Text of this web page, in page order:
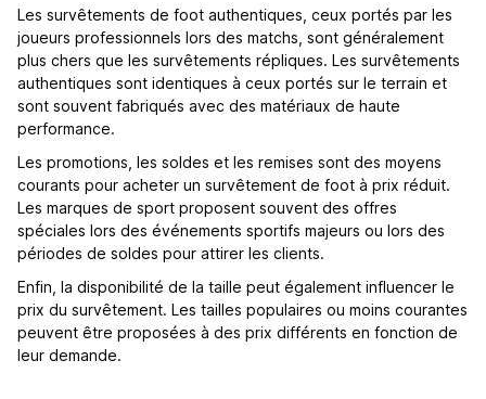
Les survêtements de foot authentiques, ceux portés par les
joueurs professionnels lors des matchs, sont généralement
plus chers que les survêtements répliques. Les survêtements
authentiques sont identiques à ceux portés sur le terrain et
sont souvent fabriqués avec des matériaux de haute
performance.
Les promotions, les soldes et les remises sont des moyens
courants pour acheter un survêtement de foot à prix réduit.
Les marques de sport proposent souvent des offres
spéciales lors des événements sportifs majeurs ou lors des
périodes de soldes pour attirer les clients.
Enfin, la disponibilité de la taille peut également influencer le
prix du survêtement. Les tailles populaires ou moins courantes
peuvent être proposées à des prix différents en fonction de
leur demande.